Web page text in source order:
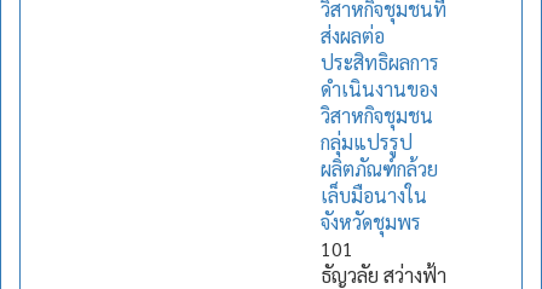
วิสาหกิจชุมชนที่
ส่งผลต่อ
ประสิทธิผลการ
ดำเนินงานของ
วิสาหกิจชุมชน
กลุ่มแปรรูป
ผลิตภัณฑ์กล้วย
เล็บมือนางใน
จังหวัดชุมพร
101
ธัญวลัย สว่างฟ้า